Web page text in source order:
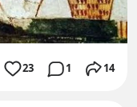
23 1 14